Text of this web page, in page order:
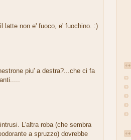
latte non e' fuoco, e' fuochino. :)
piu' a destra?...che ci fa
L'altra roba (che sembra
a spruzzo) dovrebbe